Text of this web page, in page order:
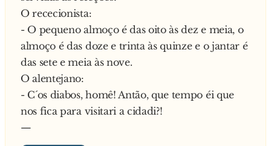
O rececionista:
- O pequeno almoço é das oito às dez e meia, o
almoço é das doze e trinta às quinze e o jantar é
das sete e meia às nove.
O alentejano:
- C´os diabos, homê! Antão, que tempo éi que
nos fica para visitari a cidadi?!
—